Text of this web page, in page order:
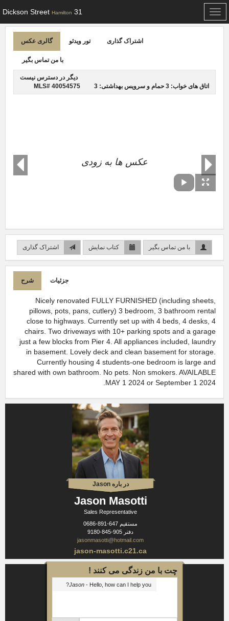
Toggle
navigation
31 Dickson Street
Hamilton
گالری عکس تور ویدئو اشتراک گذاری
با من تماس بگیر
دیگر در دسترس نیست
اتاق های خواب: 3
حمام و سرویس بهداشتی: 3 MLS# 40054575
عکس ها به زودی
با من تماس بگیر کتاب نمایش اشتراک گذاری
شرح جزئیات
Nicely renovated FULLY FURNISHED (including sheets,
pillows, pots, pans, cutlery) 3 bedroom, 3 bathroom rental
close to highways. Currently set up with 4 beds, 4 desks, 4
chairs. Two driveways with 10+ parking spots and a garage
just a few blocks from Pier 4. All appliances included, laundry
in basement. Lovely deck and clean basement for storage.
Currently housing 4 students-one bedroom is large and
shared with own bathroom. No pets. Non smokers. AVAILABLE
MAY 1 2024 or September 1 2024.
در باره Jason
Jason Masotti
Sales Representative
مستقیم 647-891-0686
دفتر 905-845-9180
jasonmasotti@hotmail.com
jason-masotti.c21.ca
چت با من زندگی می کنند !
Jason- Hello, how can I help you?